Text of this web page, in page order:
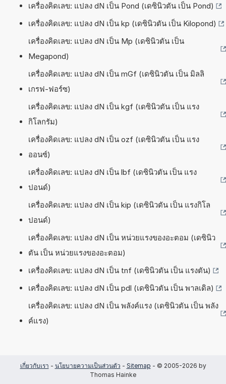
เครื่องคิดเลข: แปลง dN เป็น Pond (เดซินิวตัน เป็น Pond)
เครื่องคิดเลข: แปลง dN เป็น kp (เดซินิวตัน เป็น Kilopond)
เครื่องคิดเลข: แปลง dN เป็น Mp (เดซินิวตัน เป็น
Megapond)
เครื่องคิดเลข: แปลง dN เป็น mGf (เดซินิวตัน เป็น มิลลิ
เกรฟ-ฟอร์ซ)
เครื่องคิดเลข: แปลง dN เป็น kgf (เดซินิวตัน เป็น แรง
กิโลกรัม)
เครื่องคิดเลข: แปลง dN เป็น ozf (เดซินิวตัน เป็น แรง
ออนซ์)
เครื่องคิดเลข: แปลง dN เป็น lbf (เดซินิวตัน เป็น แรง
ปอนด์)
เครื่องคิดเลข: แปลง dN เป็น kip (เดซินิวตัน เป็น แรงกิโล
ปอนด์)
เครื่องคิดเลข: แปลง dN เป็น หน่วยแรงของอะตอม (เดซินิว
ตัน เป็น หน่วยแรงของอะตอม)
เครื่องคิดเลข: แปลง dN เป็น tnf (เดซินิวตัน เป็น แรงตัน)
เครื่องคิดเลข: แปลง dN เป็น pdl (เดซินิวตัน เป็น พาลเดิล)
เครื่องคิดเลข: แปลง dN เป็น พลังค์แรง (เดซินิวตัน เป็น พลัง
ค์แรง)
เกี่ยวกับเรา - นโยบายความเป็นส่วนตัว - Sitemap - © 2005-2026 by
Thomas Hainke